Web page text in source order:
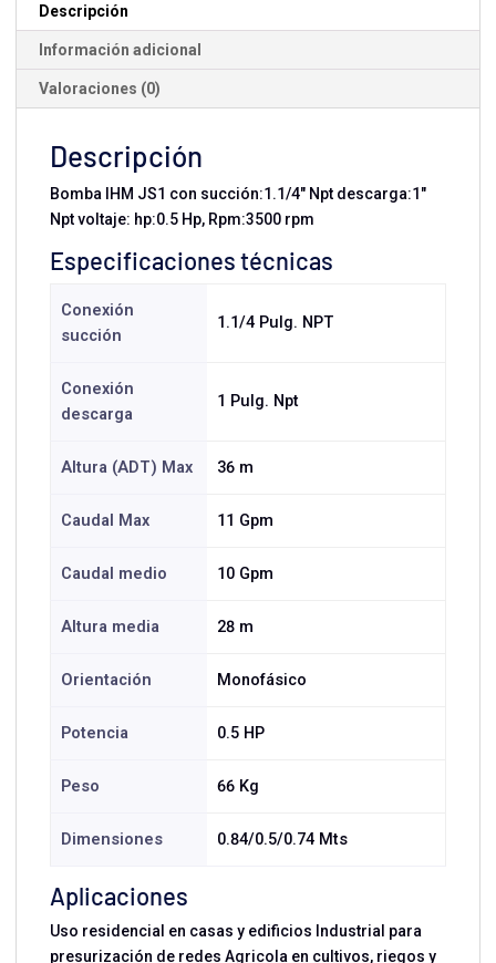
Monofásica
cantidad
Descripción
Información adicional
Valoraciones (0)
Descripción
Bomba IHM JS1 con succión:1.1/4" Npt descarga:1"
Npt voltaje: hp:0.5 Hp, Rpm:3500 rpm
Especificaciones técnicas
Conexión
succión
1.1/4 Pulg. NPT
Conexión
descarga
1 Pulg. Npt
Altura (ADT) Max 36 m
Caudal Max 11 Gpm
Caudal medio 10 Gpm
Altura media 28 m
Orientación Monofásico
Potencia 0.5 HP
Peso 66 Kg
Dimensiones 0.84/0.5/0.74 Mts
Aplicaciones
Uso residencial en casas y edificios Industrial para
presurización de redes Agricola en cultivos, riegos y